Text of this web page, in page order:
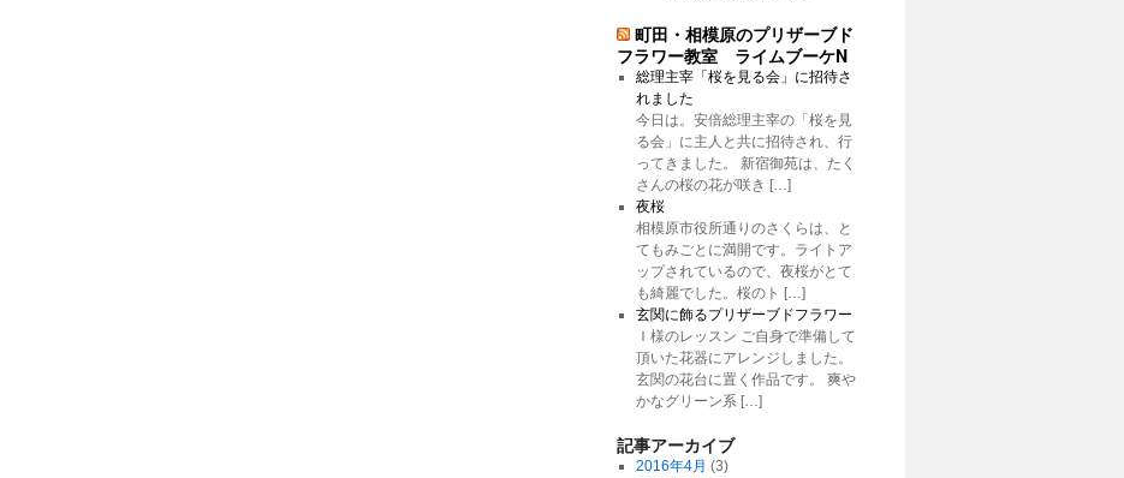
町田・相模原のプリザーブド
フラワー教室 ライムブーケN
総理主宰「桜を見る会」に招待さ
れました
今日は。安倍総理主宰の「桜を見
る会」に主人と共に招待され、行
ってきました。 新宿御苑は、たく
さんの桜の花が咲き […]
夜桜
相模原市役所通りのさくらは、と
てもみごとに満開です。ライトア
ップされているので、夜桜がとて
も綺麗でした。桜のト […]
玄関に飾るプリザーブドフラワー
Ｉ様のレッスン ご自身で準備して
頂いた花器にアレンジしました。
玄関の花台に置く作品です。 爽や
かなグリーン系 […]
記事アーカイブ
2016年4月 (3)